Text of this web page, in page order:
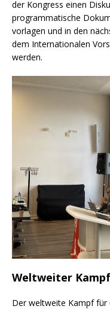
der Kongress einen
programmatische
vorlagen und in den
dem Internationalen
werden.
Weltweiter Kampf
Der weltweite Kampf für